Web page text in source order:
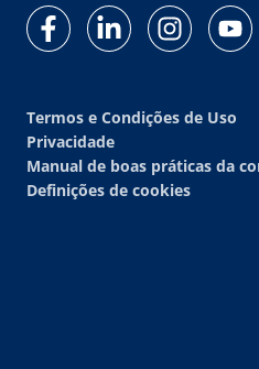
Termos e Condições de Uso
Privacidade
Manual de boas práticas da
Definições de cookies